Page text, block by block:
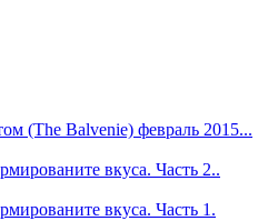
(The Balvenie) февраль 2015...
вкуса. Часть 2..
вкуса. Часть 1.